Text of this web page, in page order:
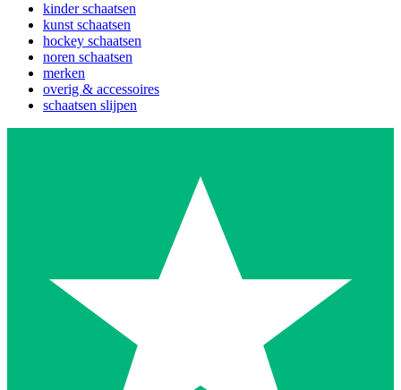
kinder schaatsen
kunst schaatsen
hockey schaatsen
noren schaatsen
merken
overig & accessoires
schaatsen slijpen